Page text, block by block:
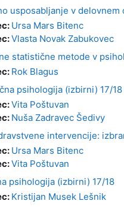
usposabljanje v delovnem
Ursa Mars Bitenc
Vlasta Novak Zabukovec
statistične metode v
Rok Blagus
psihologija (izbirni) 17/18
Vita Poštuvan
Nuša Zadravec Šedivy
intervencije:
Ursa Mars Bitenc
Vita Poštuvan
psihologija (izbirni) 17/18
Kristijan Musek Lešnik